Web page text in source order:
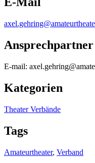
Ansprechpartner
E-mail:
Kategorien
Theater Verbände
Tags
Amateurtheater, Verband